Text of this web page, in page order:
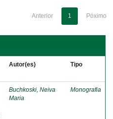
Anterior 1 Póximo
Autor(es) Tipo
Buchkoski, Neiva
Maria
Monografia